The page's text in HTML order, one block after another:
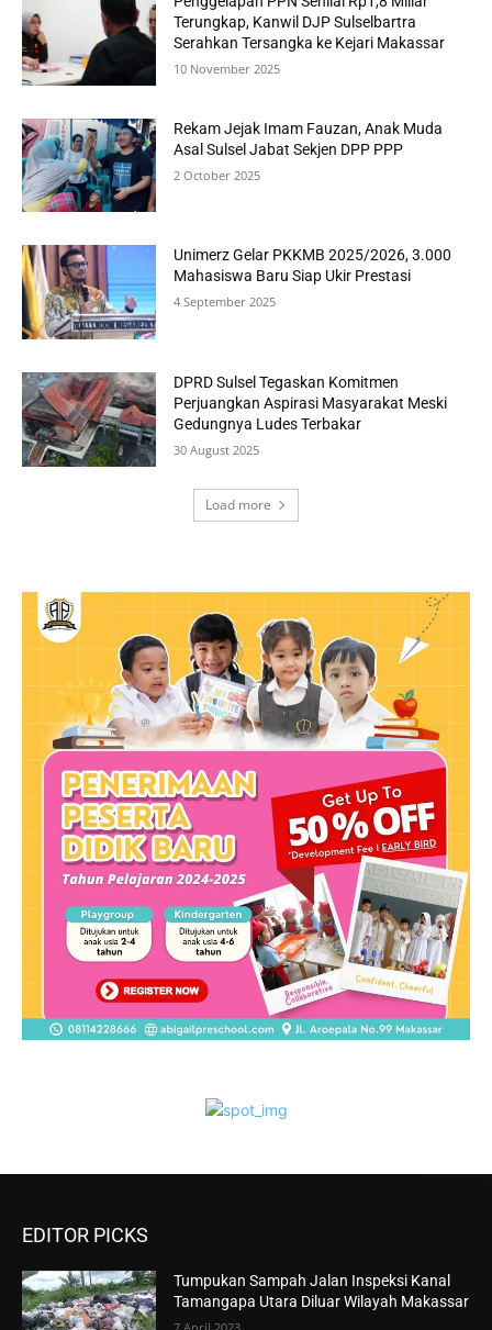
Terungkap, Kanwil DJP Sulselbartra
Serahkan Tersangka ke Kejari Makassar
10 November 2025
Rekam Jejak Imam Fauzan, Anak Muda
Asal Sulsel Jabat Sekjen DPP PPP
2 October 2025
Unimerz Gelar PKKMB 2025/2026, 3.000
Mahasiswa Baru Siap Ukir Prestasi
4 September 2025
DPRD Sulsel Tegaskan Komitmen
Perjuangkan Aspirasi Masyarakat Meski
Gedungnya Ludes Terbakar
30 August 2025
Load more
EDITOR PICKS
Tumpukan Sampah Jalan Inspeksi Kanal
Tamangapa Utara Diluar Wilayah Makassar